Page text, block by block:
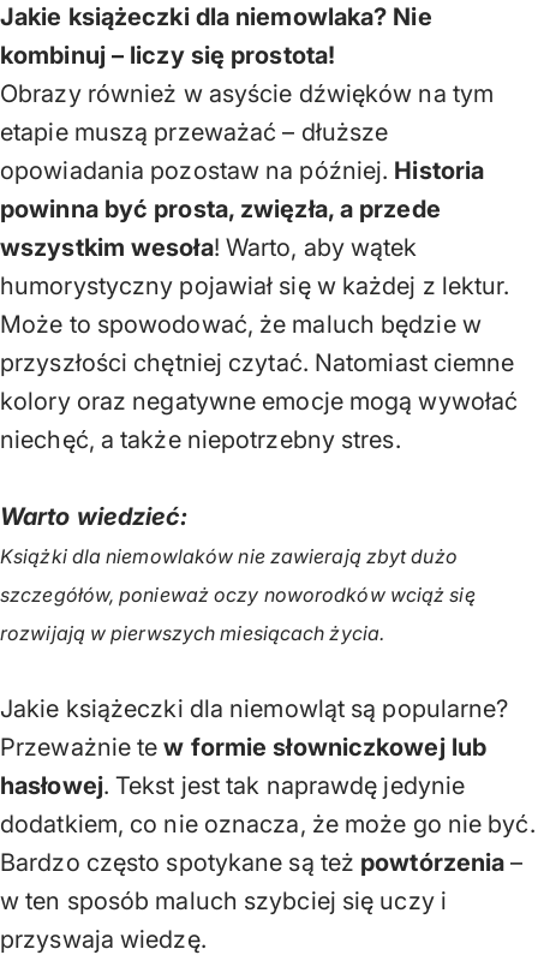
Jakie książeczki dla niemowlaka? Nie
kombinuj – liczy się prostota!
Obrazy również w asyście dźwięków na tym
etapie muszą przeważać – dłuższe
opowiadania pozostaw na później. Historia
powinna być prosta, zwięzła, a przede
wszystkim wesoła! Warto, aby wątek
humorystyczny pojawiał się w każdej z lektur.
Może to spowodować, że maluch będzie w
przyszłości chętniej czytać. Natomiast ciemne
kolory oraz negatywne emocje mogą wywołać
niechęć, a także niepotrzebny stres.
Warto wiedzieć:
Książki dla niemowlaków nie zawierają zbyt dużo
szczegółów, ponieważ oczy noworodków wciąż się
rozwijają w pierwszych miesiącach życia.
Jakie książeczki dla niemowląt są popularne?
Przeważnie tew formie słowniczkowej lub
hasłowej. Tekst jest tak naprawdę jedynie
dodatkiem, co nie oznacza, że może go nie być.
Bardzo często spotykane są też powtórzenia –
w ten sposób maluch szybciej się uczy i
przyswaja wiedzę.